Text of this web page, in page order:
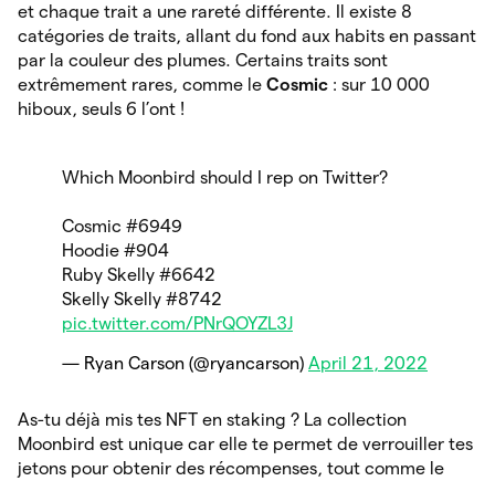
et chaque trait a une rareté différente. Il existe 8
catégories de traits, allant du fond aux habits en passant
par la couleur des plumes. Certains traits sont
extrêmement rares, comme le Cosmic : sur 10 000
hiboux, seuls 6 l’ont !
Which Moonbird should I rep on Twitter?
Cosmic #6949
Hoodie #904
Ruby Skelly #6642
Skelly Skelly #8742
pic.twitter.com/PNrQOYZL3J
— Ryan Carson (@ryancarson) April 21, 2022
As-tu déjà mis tes NFT en staking ? La collection
Moonbird est unique car elle te permet de verrouiller tes
jetons pour obtenir des récompenses, tout comme le